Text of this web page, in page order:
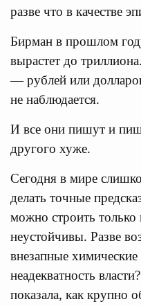
разве что в качестве
Бирман в прошлом
вырастет до
— рублей или
не наблюдается.
И все они пишут и
другого хуже.
Сегодня в мире
делать точные
можно строить
неустойчивы. Разве
внезапные химические
неадекватность
показала, как крупно